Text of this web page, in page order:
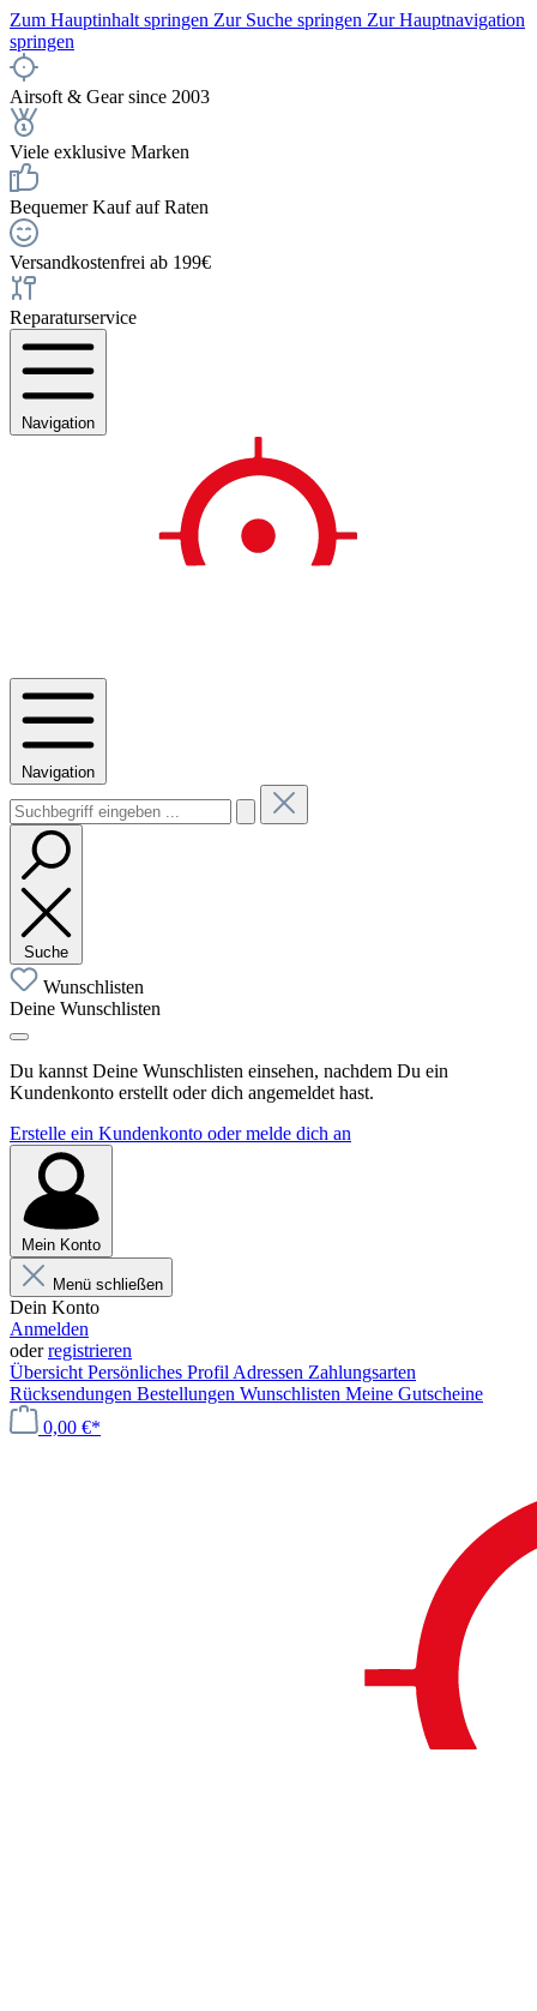
Zum Hauptinhalt springen Zur Suche springen Zur Hauptnavigation
springen
Airsoft & Gear since 2003
Viele exklusive Marken
Bequemer Kauf auf Raten
Versandkostenfrei ab 199€
Reparaturservice
Navigation
Navigation
Suche
Wunschlisten
Deine Wunschlisten
Du kannst Deine Wunschlisten einsehen, nachdem Du ein
Kundenkonto erstellt oder dich angemeldet hast.
Erstelle ein Kundenkonto oder melde dich an
Mein Konto
Menü schließen
Dein Konto
Anmelden
oderregistrieren
Übersicht Persönliches Profil Adressen Zahlungsarten
Rücksendungen Bestellungen Wunschlisten Meine Gutscheine
0,00 €*